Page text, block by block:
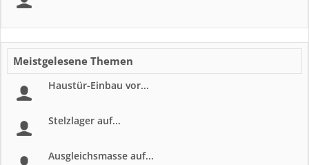
Meistgelesene Themen
Haustür-Einbau vor...
Stelzlager auf...
Ausgleichsmasse auf...